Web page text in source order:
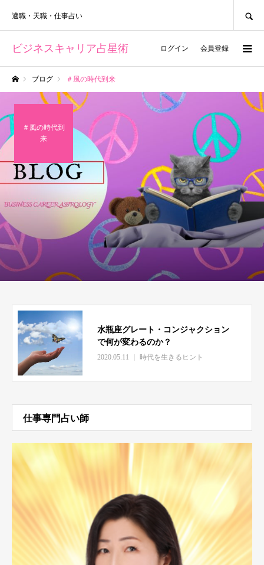
ビジネスキャリア占星術
適職・天職・仕事占い
ログイン 会員登録
ブログ ＃風の時代到来
＃風の時代到
来
水瓶座グレート・コンジャクション
で何が変わるのか？
2020.05.11 時代を生きるヒント
仕事専門占い師